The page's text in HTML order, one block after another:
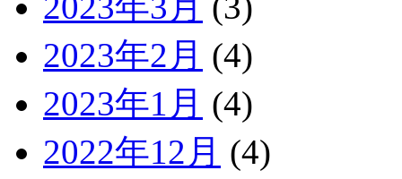
2023年2月 (4)
2023年1月 (4)
2022年12月 (4)